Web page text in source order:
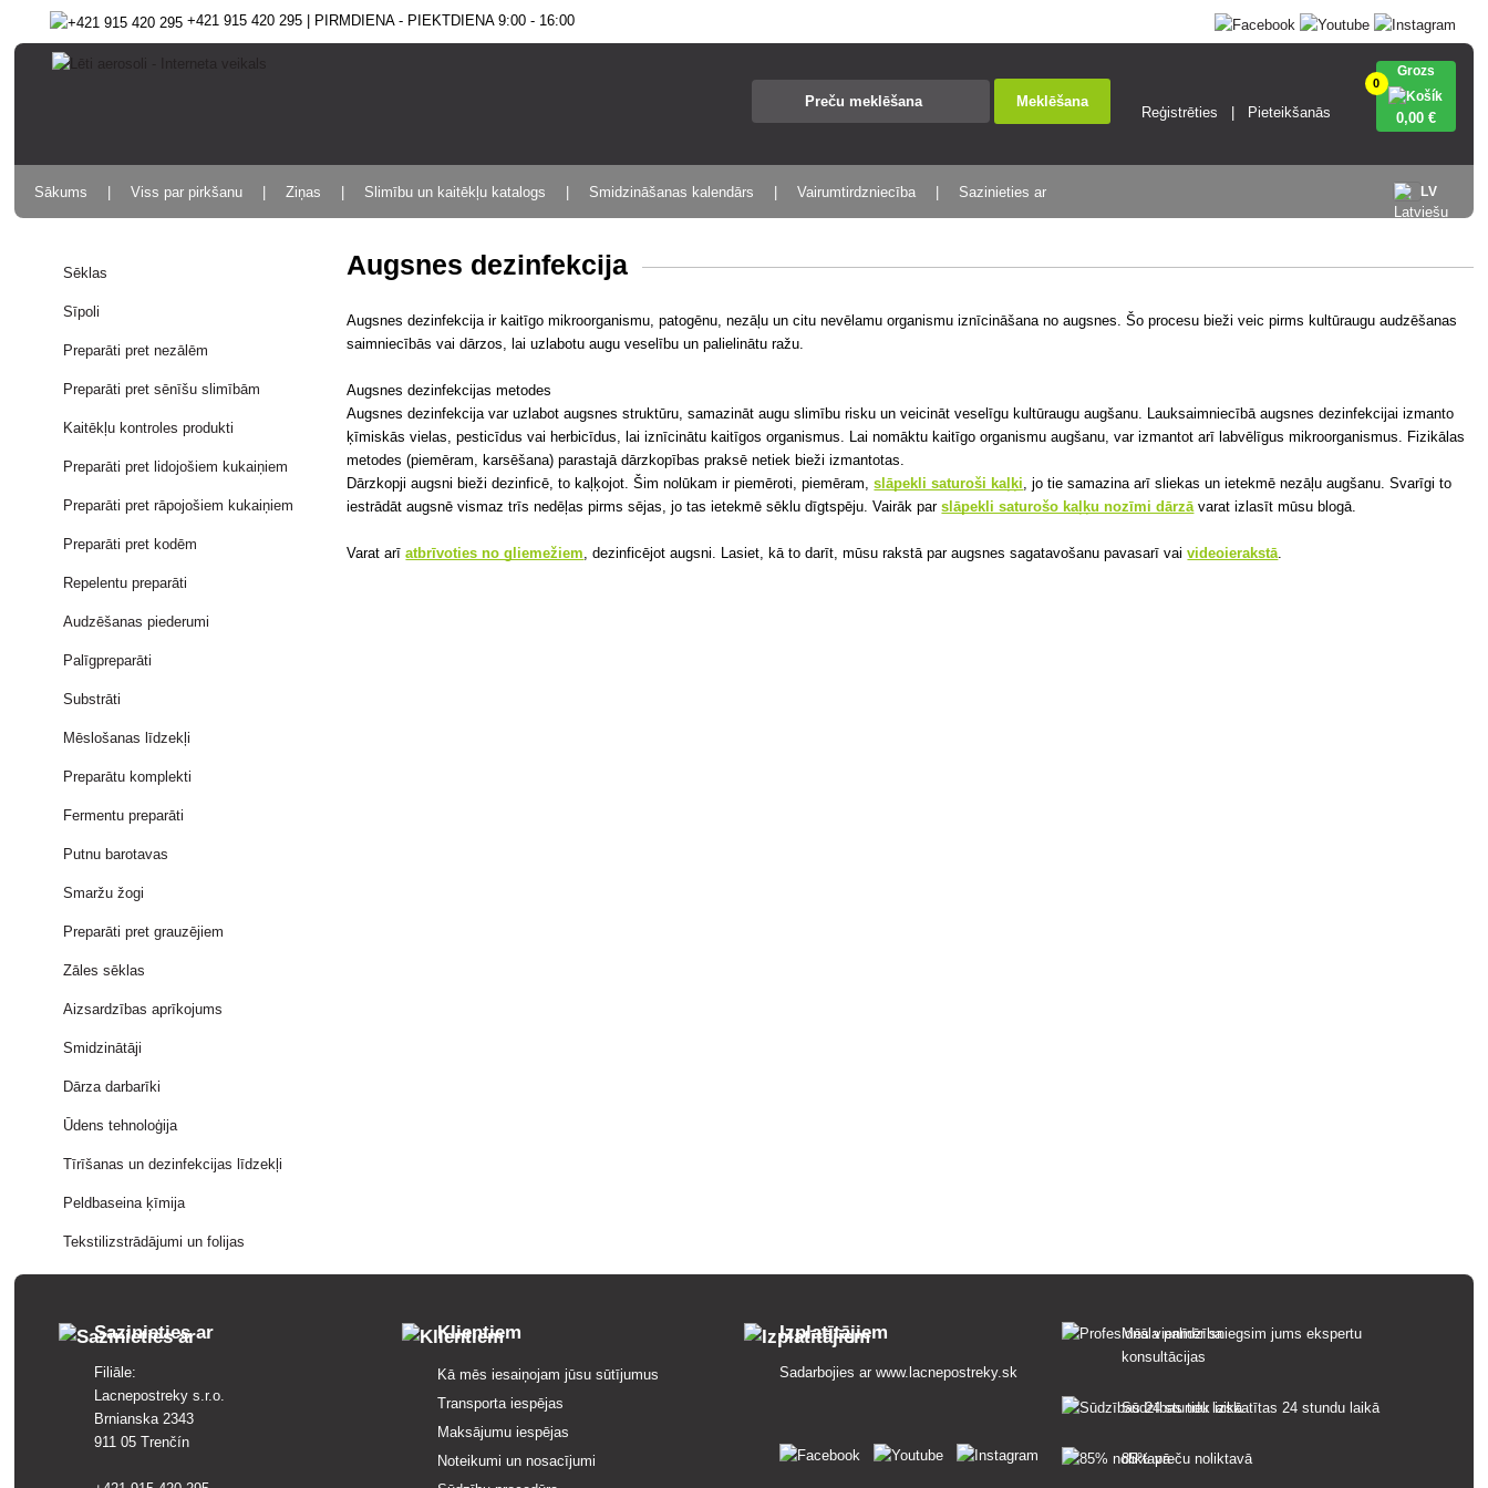
+421 915 420 295 | PIRMDIENA - PIEKTDIENA 9:00 - 16:00
Meklēšana
Reģistrēties Pieteikšanās
0
Grozs
0,00 €
LV
Sākums Viss par pirkšanu Ziņas Slimību un kaitēkļu katalogs Smidzināšanas kalendārs Vairumtirdzniecība Sazinieties ar
Sēklas
Sīpoli
Preparāti pret nezālēm
Preparāti pret sēnīšu slimībām
Kaitēkļu kontroles produkti
Preparāti pret lidojošiem kukaiņiem
Preparāti pret rāpojošiem kukaiņiem
Preparāti pret kodēm
Repelentu preparāti
Audzēšanas piederumi
Palīgpreparāti
Substrāti
Mēslošanas līdzekļi
Preparātu komplekti
Fermentu preparāti
Putnu barotavas
Smaržu žogi
Preparāti pret grauzējiem
Zāles sēklas
Aizsardzības aprīkojums
Smidzinātāji
Dārza darbarīki
Ūdens tehnoloģija
Tīrīšanas un dezinfekcijas līdzekļi
Peldbaseina ķīmija
Tekstilizstrādājumi un folijas
Augsnes dezinfekcija
Augsnes dezinfekcija ir kaitīgo mikroorganismu, patogēnu, nezāļu un citu nevēlamu organismu iznīcināšana no augsnes. Šo procesu bieži veic pirms kultūraugu audzēšanas
saimniecībās vai dārzos, lai uzlabotu augu veselību un palielinātu ražu.
Augsnes dezinfekcijas metodes
Augsnes dezinfekcija var uzlabot augsnes struktūru, samazināt augu slimību risku un veicināt veselīgu kultūraugu augšanu. Lauksaimniecībā augsnes dezinfekcijai izmanto
ķīmiskās vielas, pesticīdus vai herbicīdus, lai iznīcinātu kaitīgos organismus. Lai nomāktu kaitīgo organismu augšanu, var izmantot arī labvēlīgus mikroorganismus. Fizikālas
metodes (piemēram, karsēšana) parastajā dārzkopības praksē netiek bieži izmantotas.
Dārzkopji augsni bieži dezinficē, to kaļķojot. Šim nolūkam ir piemēroti, piemēram,slāpekli saturoši kaļķi , jo tie samazina arī sliekas un ietekmē nezāļu augšanu. Svarīgi to
iestrādāt augsnē vismaz trīs nedēļas pirms sējas, jo tas ietekmē sēklu dīgtspēju. Vairāk parslāpekli saturošo kaļķu nozīmi dārzā varat izlasīt mūsu blogā.
Varat arīatbrīvoties no gliemežiem , dezinficējot augsni. Lasiet, kā to darīt, mūsu rakstā par augsnes sagatavošanu pavasarī vaivideoierakstā
Sazinieties ar
Filiāle:
Lacnepostreky s.r.o.
Brnianska 2343
911 05 Trenčín
Klientiem
Kā mēs iesaiņojam jūsu sūtījumus
Transporta iespējas
Maksājumu iespējas
Noteikumi un nosacījumi
Izplatītājiem
Sadarbojies arwww.lacnepostreky.sk
Mēs vienmēr sniegsim jums ekspertu
konsultācijas
Sūdzības tiek izskatītas 24 stundu laikā
85% preču noliktavā